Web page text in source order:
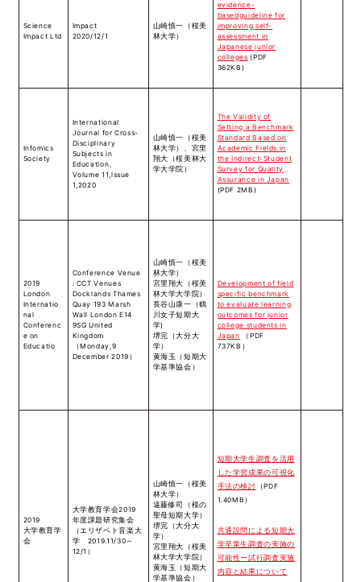
Science
Impact Ltd
Impact
2020/12/1
山崎慎一（桜美
林大学）
evidence-
basedguideline for
improving self-
assessment in
Japanese junior
colleges (PDF
362KB)
Infomics
Society
International
Journal for Cross-
Disciplinary
Subjects in
Education、
Volume 11,lssue
1,2020
山崎慎一（桜美
林大学）、宮里
翔大（桜美林大
学大学院）
The Validity of
Setting a Benchmark
Standard Based on
Academic Fields in
the Indirect-Student
Survey for Quality
Assurance in Japan
(PDF 2MB)
2019
London
Internatio
nal
Conferenc
e on
Educatio
Conference Venue
: CCT Venues
Docklands Thames
Quay 193 Marsh
Wall London E14
9SG United
Kingdom
（Monday,9
December 2019）
山崎慎一（桜美
林大学）
宮里翔大（桜美
林大学大学院）
長谷山康一（鶴
川女子短期大
学)
堺完（大分大
学）
黄海玉（短期大
学基準協会）
Development of field
specific benchmark
to evaluate learning
outcomes for junior
college students in
Japan （PDF
737KB）
2019
大学教育学
会
大学教育学会2019
年度課題研究集会
（エリザベト音楽大
学 2019.11/30～
12/1）
山崎慎一（桜美
林大学）
遠藤修司（桜の
聖母短期大学）
堺完（大分大
学）
宮里翔大（桜美
林大学大学院）
黄海玉（短期大
学基準協会）
短期大学生調査を活用
した学習成果の可視化
手法の検討 （PDF
1.40MB）
共通設問による短期大
学卒業生調査の実施の
可能性ー試行調査実施
内容と結果について